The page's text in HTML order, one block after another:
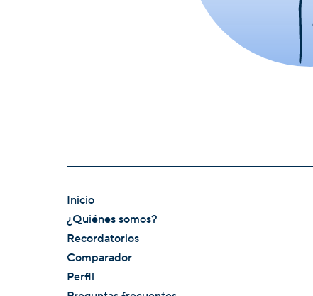
Inicio
¿Quiénes somos?
Recordatorios
Comparador
Perfil